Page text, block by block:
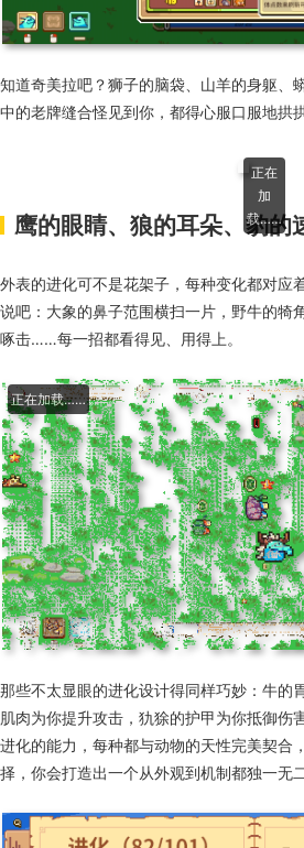
知道奇美拉吧？狮子的脑袋、山羊的身躯
中的老牌缝合怪见到你，都得心服口服地拱
正在
加
载……
鹰的眼睛、狼的耳朵、豹的
外表的进化可不是花架子，每种变化都对应
说吧：大象的鼻子范围横扫一片，野牛的犄
啄击……每一招都看得见、用得上。
正在加载……
那些不太显眼的进化设计得同样巧妙：牛的
肌肉为你提升攻击，犰狳的护甲为你抵御
进化的能力，每种都与动物的天性完美契合
择，你会打造出一个从外观到机制都独一无